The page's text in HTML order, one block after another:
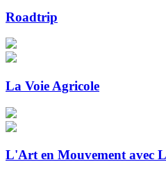
Roadtrip
La Voie Agricole
L'Art en Mouvement avec